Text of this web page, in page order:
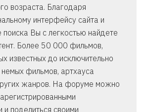
возраста. Благодаря
интерфейсу сайта и
поиска Вы с легкостью найдете
Более 50 000 фильмов,
известных до исключительно
фильмов, артхауса
жанров. На форуме можно
и поделиться своими